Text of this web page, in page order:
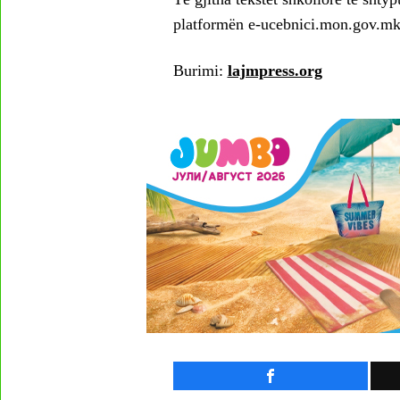
platformën e-
Burimi: lajmpress.org